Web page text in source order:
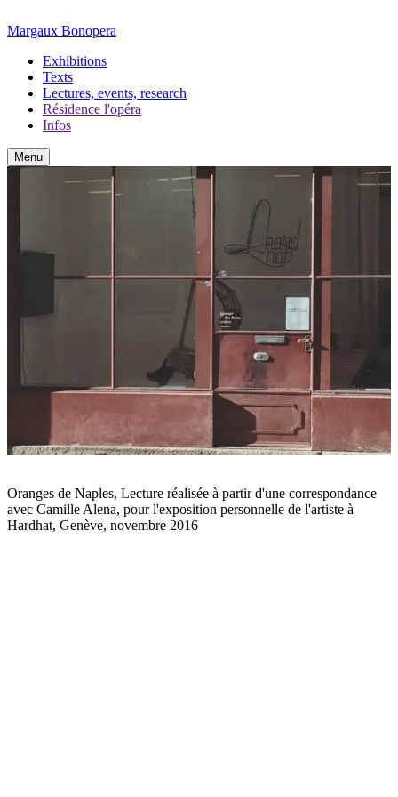
Margaux Bonopera
Exhibitions
Texts
Lectures, events, research
Résidence l'opéra
Infos
Menu
Oranges de Naples, Lecture réalisée à partir d'une correspondance
avec Camille Alena, pour l'exposition personnelle de l'artiste à
Hardhat, Genève, novembre 2016